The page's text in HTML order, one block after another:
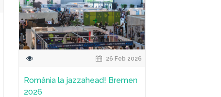
26 Feb 2026
România la jazzahead! Bremen
2026